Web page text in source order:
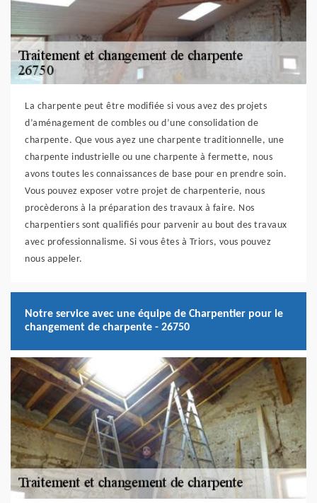
La charpente peut être modifiée si vous avez des projets
d’aménagement de combles ou d’une consolidation de
charpente. Que vous ayez une charpente traditionnelle, une
charpente industrielle ou une charpente à fermette, nous
avons toutes les connaissances de base pour en prendre soin.
Vous pouvez exposer votre projet de charpenterie, nous
procèderons à la préparation des travaux à faire. Nos
charpentiers sont qualifiés pour parvenir au bout des travaux
avec professionnalisme. Si vous êtes à Triors, vous pouvez
nous appeler.
Notre service avec une équipe de Charpentier pour le
changement de charpente - 26750